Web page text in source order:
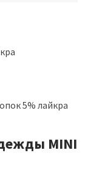
5% лайкра
MINI